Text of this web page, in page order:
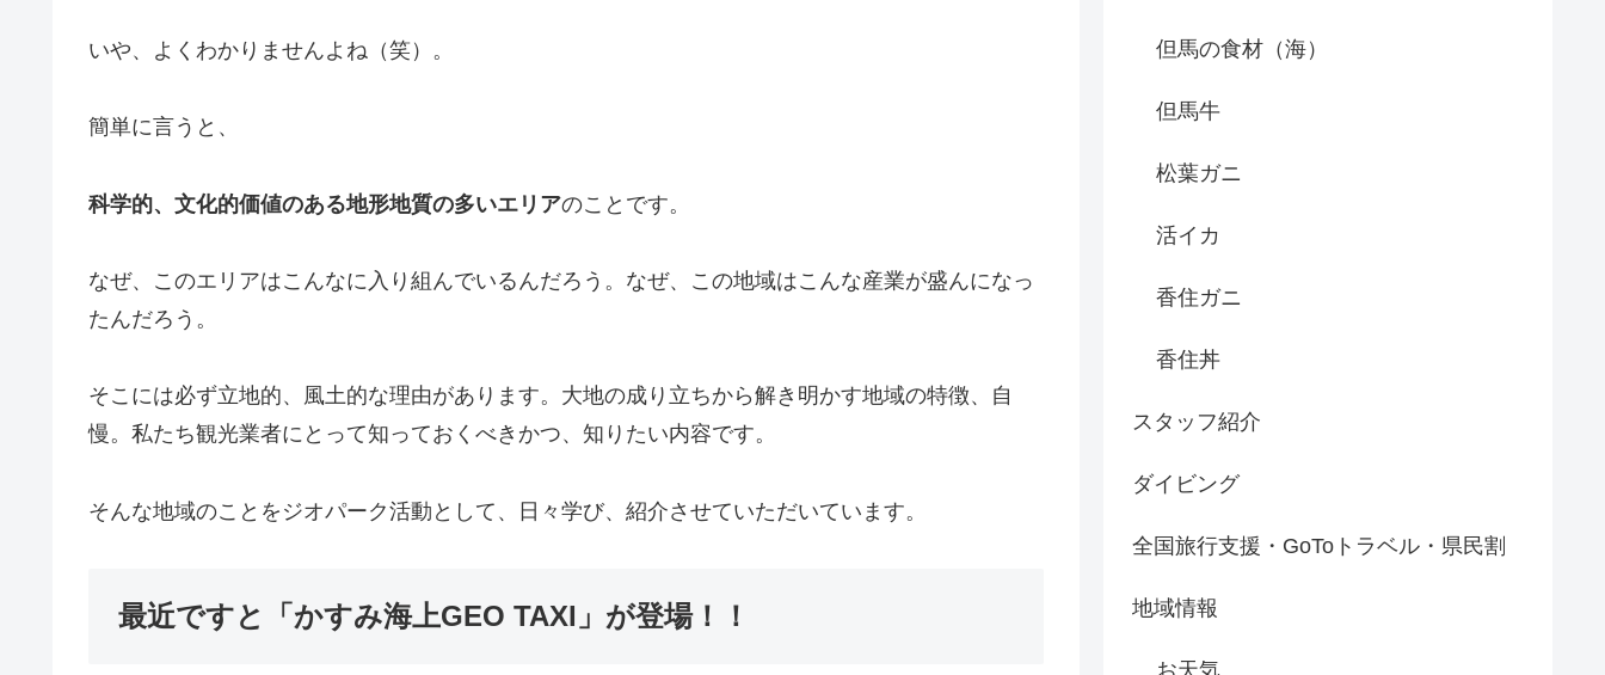
いや、よくわかりませんよね（笑）。
簡単に言うと、
科学的、文化的価値のある地形地質の多いエリアのことです。
なぜ、このエリアはこんなに入り組んでいるんだろう。なぜ、この地域はこんな産業が盛んになっ
たんだろう。
そこには必ず立地的、風土的な理由があります。大地の成り立ちから解き明かす地域の特徴、自
慢。私たち観光業者にとって知っておくべきかつ、知りたい内容です。
そんな地域のことをジオパーク活動として、日々学び、紹介させていただいています。
最近ですと「かすみ海上GEO TAXI」が登場！！
但馬の食材（海）
但馬牛
松葉ガニ
活イカ
香住ガニ
香住丼
スタッフ紹介
ダイビング
全国旅行支援・GoToトラベル・県民割
地域情報
お天気